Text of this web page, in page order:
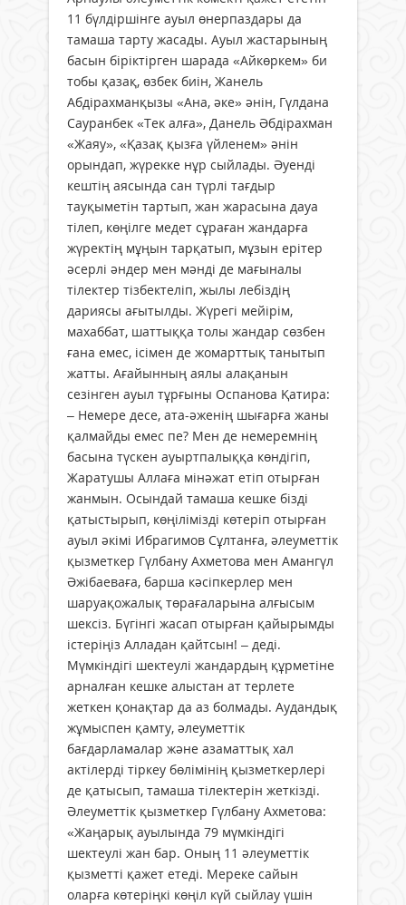
11 бүлдіршінге ауыл өнерпаздары да
тамаша тарту жасады. Ауыл жастарының
басын біріктірген шарада «Айкөркем» би
тобы қазақ, өзбек биін, Жанель
Абдірахманқызы «Ана, әке» әнін, Гүлдана
Сауранбек «Тек алға», Данель Әбдірахман
«Жаяу», «Қазақ қызға үйленем» әнін
орындап, жүрекке нұр сыйлады. Әуенді
кештің аясында сан түрлі тағдыр
тауқыметін тартып, жан жарасына дауа
тілеп, көңілге медет сұраған жандарға
жүректің мұңын тарқатып, мұзын ерітер
әсерлі әндер мен мәнді де мағыналы
тілектер тізбектеліп, жылы лебіздің
дариясы ағытылды. Жүрегі мейірім,
махаббат, шаттыққа толы жандар сөзбен
ғана емес, ісімен де жомарттық танытып
жатты. Ағайынның аялы алақанын
сезінген ауыл тұрғыны Оспанова Қатира:
– Немере десе, ата-әженің шығарға жаны
қалмайды емес пе? Мен де немеремнің
басына түскен ауыртпалыққа көндігіп,
Жаратушы Аллаға мінәжат етіп отырған
жанмын. Осындай тамаша кешке бізді
қатыстырып, көңілімізді көтеріп отырған
ауыл әкімі Ибрагимов Сұлтанға, әлеуметтік
қызметкер Гүлбану Ахметова мен Амангүл
Әжібаеваға, барша кәсіпкерлер мен
шаруақожалық төрағаларына алғысым
шексіз. Бүгінгі жасап отырған қайырымды
істеріңіз Алладан қайтсын! – деді.
Мүмкіндігі шектеулі жандардың құрметіне
арналған кешке алыстан ат терлете
жеткен қонақтар да аз болмады. Аудандық
жұмыспен қамту, әлеуметтік
бағдарламалар және азаматтық хал
актілерді тіркеу бөлімінің қызметкерлері
де қатысып, тамаша тілектерін жеткізді.
Әлеуметтік қызметкер Гүлбану Ахметова:
«Жаңарық ауылында 79 мүмкіндігі
шектеулі жан бар. Оның 11 әлеуметтік
қызметті қажет етеді. Мереке сайын
оларға көтеріңкі көңіл күй сыйлау үшін